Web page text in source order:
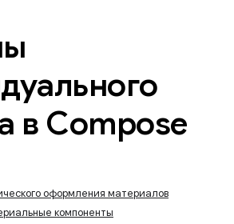
в Compose
оформления материалов
компоненты